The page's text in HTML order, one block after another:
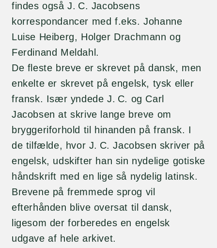
findes også J. C. Jacobsens
korrespondancer med f.eks. Johanne
Luise Heiberg, Holger Drachmann og
Ferdinand Meldahl.
De fleste breve er skrevet på dansk, men
enkelte er skrevet på engelsk, tysk eller
fransk. Især yndede J. C. og Carl
Jacobsen at skrive lange breve om
bryggeriforhold til hinanden på fransk. I
de tilfælde, hvor J. C. Jacobsen skriver på
engelsk, udskifter han sin nydelige gotiske
håndskrift med en lige så nydelig latinsk.
Brevene på fremmede sprog vil
efterhånden blive oversat til dansk,
ligesom der forberedes en engelsk
udgave af hele arkivet.